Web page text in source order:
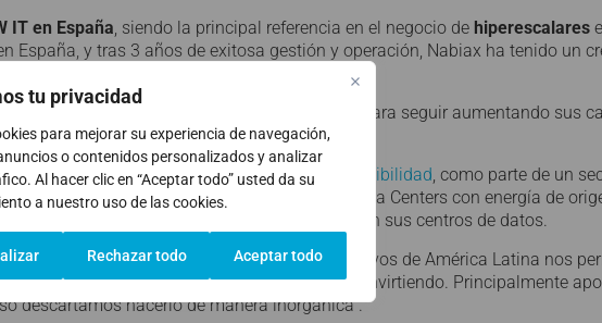
tu privacidad
para mejorar su experiencia de navegación,
o contenidos personalizados y analizar
Al hacer clic en “Aceptar todo” usted da su
a nuestro uso de las cookies.
Rechazar todo Aceptar todo
IT en España , siendo la principal referencia en el negocio de hiperescalares
España, y tras 3 años de exitosa gestión y operación, Nabiax ha tenido un
Infra
continuará invirtiendo en España, para seguir aumentando sus
Alcalá de Henares, Madrid y Terrassa.
por reforzar su compromiso con la
sostenibilidad , como parte de un
la compañía, figura la alimentación de sus Data Centers con energía de
fomentando también la economía circular en sus centros de datos.
para la compañía: “la venta de los activos de América Latina nos
en un momento muy atractivo para continuar invirtiendo. Principalmente
descartamos hacerlo de manera inorgánica”.